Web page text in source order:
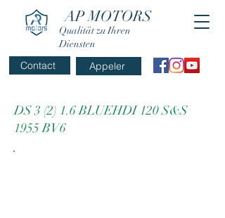
AP MOTORS
Qualität zu Ihren
Diensten
Appeler
Contact
DS 3 (2) 1.6 BLUEHDI 120 S&S
1955 BV6